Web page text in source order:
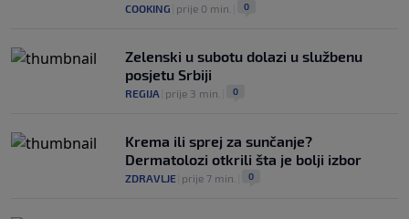
COOKING prije 0 min. 0
Zelenski u subotu dolazi u službenu
posjetu Srbiji
REGIJA prije 3 min. 0
Krema ili sprej za sunčanje?
Dermatolozi otkrili šta je bolji izbor
ZDRAVLJE prije 7 min. 0